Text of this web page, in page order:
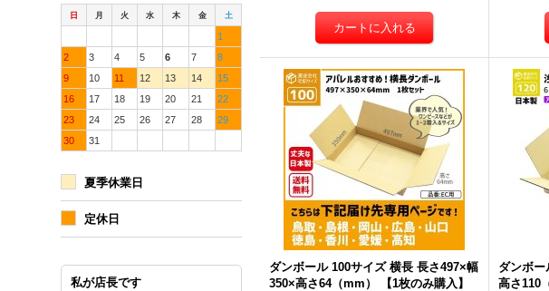
日 月 火 水 木 金 土
1
2
3 4 5 6 7
8
9
10 11 12 13 14
15
16
17 18 19 20 21
22
23
24 25 26 27 28
29
30
31
夏季休業日
定休日
私が店長です
ダンボール 100サイズ 横長 長さ497×幅
350×高さ64（mm） 【1枚のみ購入】
ダンボー
高さ110